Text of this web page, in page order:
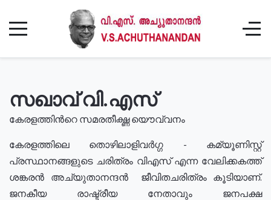
സഖാവ് വി.എസ്
കേരളത്തിൻറെ സമരതീക്ഷ്ണ യൌവ്വനം
കേരളത്തിലെ തൊഴിലാളിവർഗ്ഗ - കമ്യൂണിസ്റ്റ്
പ്രസ്ഥാനങ്ങളുടെ ചരിത്രം വിഎസ് എന്ന വേലിക്കകത്ത്
ശങ്കരൻ അച്യുതാനന്ദൻ ജീവിതചരിത്രം കൂടിയാണ്.
ജനകീയ രാഷ്ട്രീയ നേതാവും ജനപക്ഷ